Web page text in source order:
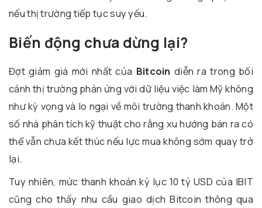
nếu thị trường tiếp tục suy yếu.
Biến động chưa dừng lại?
Đợt giảm giá mới nhất của Bitcoin diễn ra trong bối
cảnh thị trường phản ứng với dữ liệu việc làm Mỹ không
như kỳ vọng và lo ngại về môi trường thanh khoản. Một
số nhà phân tích kỹ thuật cho rằng xu hướng bán ra có
thể vẫn chưa kết thúc nếu lực mua không sớm quay trở
lại.
Tuy nhiên, mức thanh khoản kỷ lục 10 tỷ USD của IBIT
cũng cho thấy nhu cầu giao dịch Bitcoin thông qua